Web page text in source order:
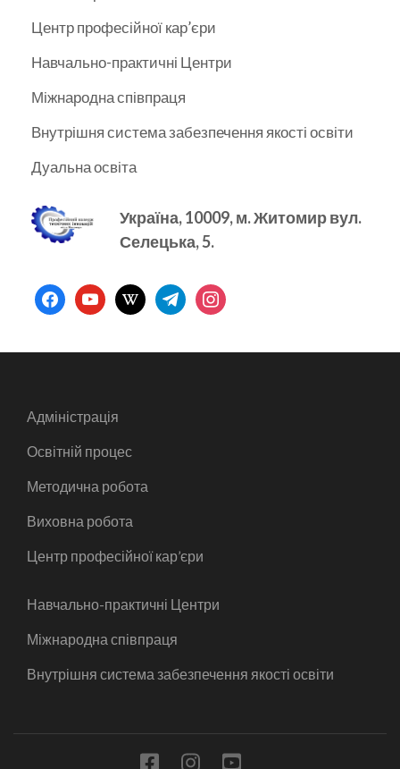
Центр професійної кар’єри
Навчально-практичні Центри
Міжнародна співпраця
Внутрішня система забезпечення якості освіти
Дуальна освіта
Україна, 10009, м.Житомир вул.
Селецька, 5.
facebookyoutubewikipediatelegraminstagram
Адміністрація
Освітній процес
Методична робота
Виховна робота
Центр професійної кар’єри
Навчально-практичні Центри
Міжнародна співпраця
Внутрішня система забезпечення якості освіти